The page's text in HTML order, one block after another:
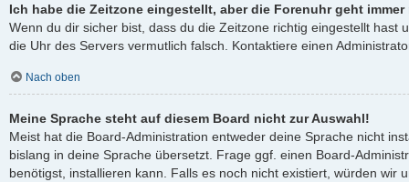
Ich habe die Zeitzone eingestellt, aber die Forenuhr geht
Wenn du dir sicher bist, dass du die Zeitzone richtig eingestellt hast
die Uhr des Servers vermutlich falsch. Kontaktiere einen
Nach oben
Meine Sprache steht auf diesem Board nicht zur Auswahl!
Meist hat die Board-Administration entweder deine Sprache nicht
bislang in deine Sprache übersetzt. Frage ggf. einen Board-
benötigst, installieren kann. Falls es noch nicht existiert, würden wir